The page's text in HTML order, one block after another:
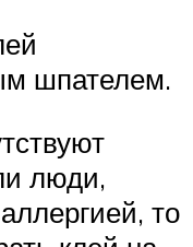
шпателем.
люди,
то